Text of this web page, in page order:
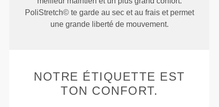
PoliStretch© te garde au sec et au frais et permet
une grande liberté de mouvement.
NOTRE ÉTIQUETTE EST
TON CONFORT.